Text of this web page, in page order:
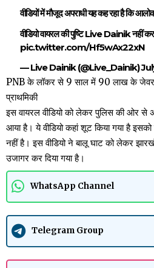
वीडियों में मौजूद अपराधी यह कह रहा है कि
वीडियो वायरल की पुष्टि Live Dainik नहीं
pic.twitter.com/Hf5wAx22xN
— Live Dainik (@Live_Dainik)
PNB के लॉकर से 9 साल में 90 लाख के जेवर
प्राथमिकी
इस वायरल वीडियो को लेकर पुलिस की ओर से
आया है। ये वीडियो कहां शूट किया गया है
नहीं है। इस वीडियो ने बालू घाट को लेकर
उजागर कर दिया गया है।
WhatsApp Channel
Telegram Group